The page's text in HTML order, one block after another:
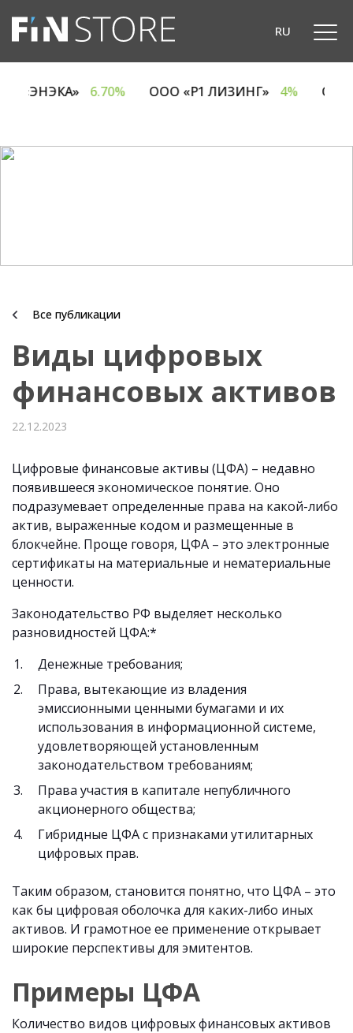
RU
«ЭНЭКА» 6.70% ООО «Р1 ЛИЗИНГ» 4%
Все публикации
Виды цифровых
финансовых активов
22.12.2023
Цифровые финансовые активы (ЦФА) – недавно
появившееся экономическое понятие. Оно
подразумевает определенные права на какой-либо
актив, выраженные кодом и размещенные в
блокчейне. Проще говоря, ЦФА – это электронные
сертификаты на материальные и нематериальные
ценности.
Законодательство РФ выделяет несколько
разновидностей ЦФА:*
Денежные требования;
Права, вытекающие из владения
эмиссионными ценными бумагами и их
использования в информационной системе,
удовлетворяющей установленным
законодательством требованиям;
Права участия в капитале непубличного
акционерного общества;
Гибридные ЦФА с признаками утилитарных
цифровых прав.
Таким образом, становится понятно, что ЦФА – это
как бы цифровая оболочка для каких-либо иных
активов. И грамотное ее применение открывает
широкие перспективы для эмитентов.
Примеры ЦФА
Количество видов цифровых финансовых активов